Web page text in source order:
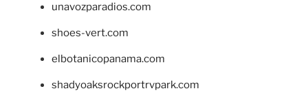
unavozparadios.com
shoes-vert.com
elbotanicopanama.com
shadyoaksrockportrvpark.com